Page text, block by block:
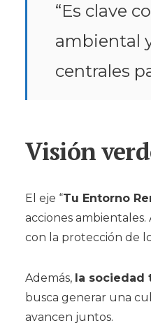
“Es clave
ambiental
centrales
Visión
El eje “Tu Entorno
acciones
con la protección de
Además, la sociedad
busca generar una
avancen juntos.